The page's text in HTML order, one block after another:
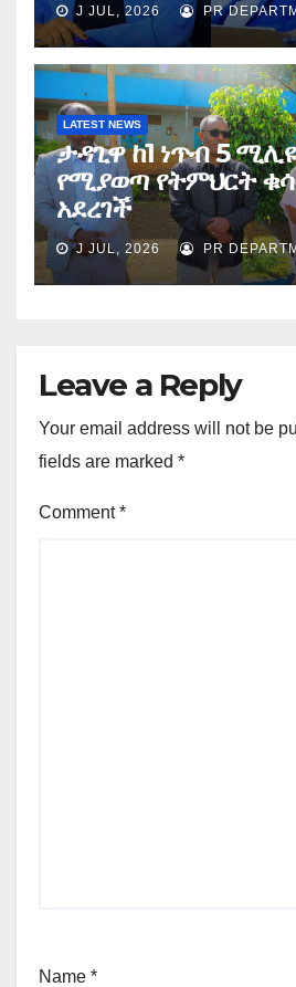
J JUL, 2026 PR
LATEST NEWS
ታዳጊዋ ከ1 ነጥብ 5
የሚያወጣ የትምህርት
አደረገች
J JUL, 2026 PR
Leave a Reply
Your email address will not be
fields are marked *
Comment*
Name *